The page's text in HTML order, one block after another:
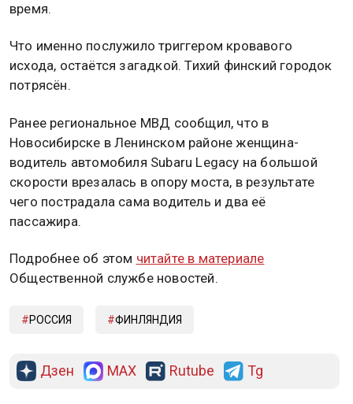
время.
Что именно послужило триггером кровавого
исхода, остаётся загадкой. Тихий финский городок
потрясён.
Ранее региональное МВД сообщил, что в
Новосибирске в Ленинском районе женщина-
водитель автомобиля Subaru Legacy на большой
скорости врезалась в опору моста, в результате
чего пострадала сама водитель и два её
пассажира.
Подробнее об этом читайте в материале
Общественной службе новостей.
РОССИЯ ФИНЛЯНДИЯ
Дзен MAX Rutube Tg